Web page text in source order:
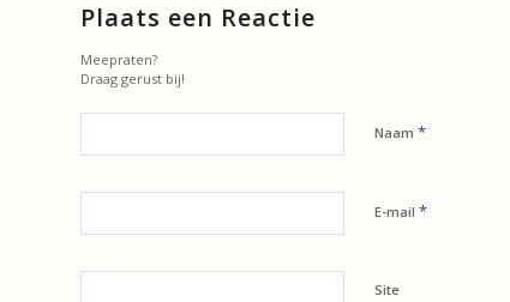
Plaats een Reactie
Meepraten?
Draag gerust bij!
Naam *
E-mail *
Site